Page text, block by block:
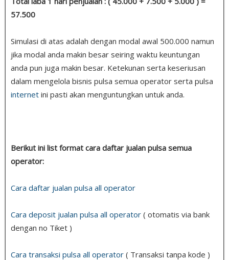
57.500
Simulasi di atas adalah dengan modal awal 500.000 namun
jika modal anda makin besar seiring waktu keuntungan
anda pun juga makin besar. Ketekunan serta keseriusan
dalam mengelola bisnis pulsa semua operator serta pulsa
internet ini pasti akan menguntungkan untuk anda.
Berikut ini list format cara daftar jualan pulsa semua
operator:
Cara daftar jualan pulsa all operator
Cara deposit jualan pulsa all operator ( otomatis via bank
dengan no Tiket )
Cara transaksi pulsa all operator ( Transaksi tanpa kode )